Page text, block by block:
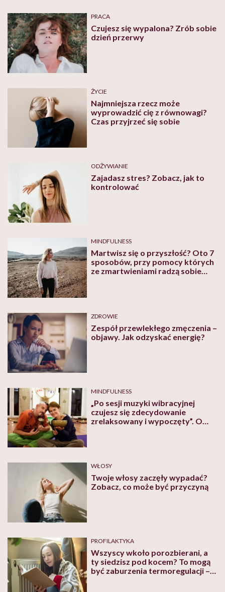
PRACA
Czujesz się wypalona? Zrób sobie
dzień przerwy
ŻYCIE
Najmniejsza rzecz może
wyprowadzić cię z równowagi?
Czas przyjrzeć się sobie
ODŻYWIANIE
Zajadasz stres? Zobacz, jak to
kontrolować
MINDFULNESS
Martwisz się o przyszłość? Oto 7
sposobów, przy pomocy których
ze zmartwieniami radzą sobie
ZDROWIE
Zespół przewlekłego zmęczenia –
objawy. Jak odzyskać energię?
MINDFULNESS
„Po sesji muzyki wibracyjnej
czujesz się zdecydowanie
zrelaksowany i wypoczęty”. O
WŁOSY
Twoje włosy zaczęły wypadać?
Zobacz, co może być przyczyną
PROFILAKTYKA
Wszyscy wkoło porozbierani, a
ty siedzisz pod kocem? To mogą
być zaburzenia termoregulacji –